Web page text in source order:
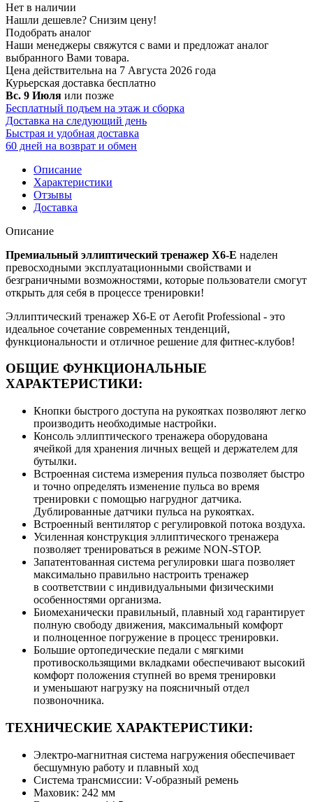
Нет в наличии
Нашли дешевле? Снизим цену!
Подобрать аналог
Наши менеджеры свяжутся с вами и предложат аналог
выбранного Вами товара.
Цена действительна на 7 Августа 2026 года
Курьерская доставка бесплатно
Вс. 9 Июля или позже
Бесплатный подъем на этаж и сборка
Доставка на следующий день
Быстрая и удобная доставка
60 дней на возврат и обмен
Описание
Характеристики
Отзывы
Доставка
Описание
Премиальный эллиптический тренажер X6-E наделен
превосходными эксплуатационными свойствами и
безграничными возможностями, которые пользователи смогут
открыть для себя в процессе тренировки!
Эллиптический тренажер X6-E от Aerofit Professional - это
идеальное сочетание современных тенденций,
функциональности и отличное решение для фитнес-клубов!
ОБЩИЕ ФУНКЦИОНАЛЬНЫЕ
ХАРАКТЕРИСТИКИ:
Кнопки быстрого доступа на рукоятках позволяют легко
производить необходимые настройки.
Консоль эллиптического тренажера оборудована
ячейкой для хранения личных вещей и держателем для
бутылки.
Встроенная система измерения пульса позволяет быстро
и точно определять изменение пульса во время
тренировки с помощью нагрудног датчика.
Дублированные датчики пульса на рукоятках.
Встроенный вентилятор с регулировкой потока воздуха.
Усиленная конструкция эллиптического тренажера
позволяет тренироваться в режиме NON-STOP.
Запатентованная система регулировки шага позволяет
максимально правильно настроить тренажер
в соответствии с индивидуальными физическими
особенностями организма.
Биомеханически правильный, плавный ход гарантирует
полную свободу движения, максимальный комфорт
и полноценное погружение в процесс тренировки.
Большие ортопедические педали с мягкими
противоскользящими вкладками обеспечивают высокий
комфорт положения ступней во время тренировки
и уменьшают нагрузку на поясничный отдел
позвоночника.
ТЕХНИЧЕСКИЕ ХАРАКТЕРИСТИКИ:
Электро-магнитная система нагружения обеспечивает
бесшумную работу и плавный ход
Система трансмиссии: V-образный ремень
Маховик: 242 мм